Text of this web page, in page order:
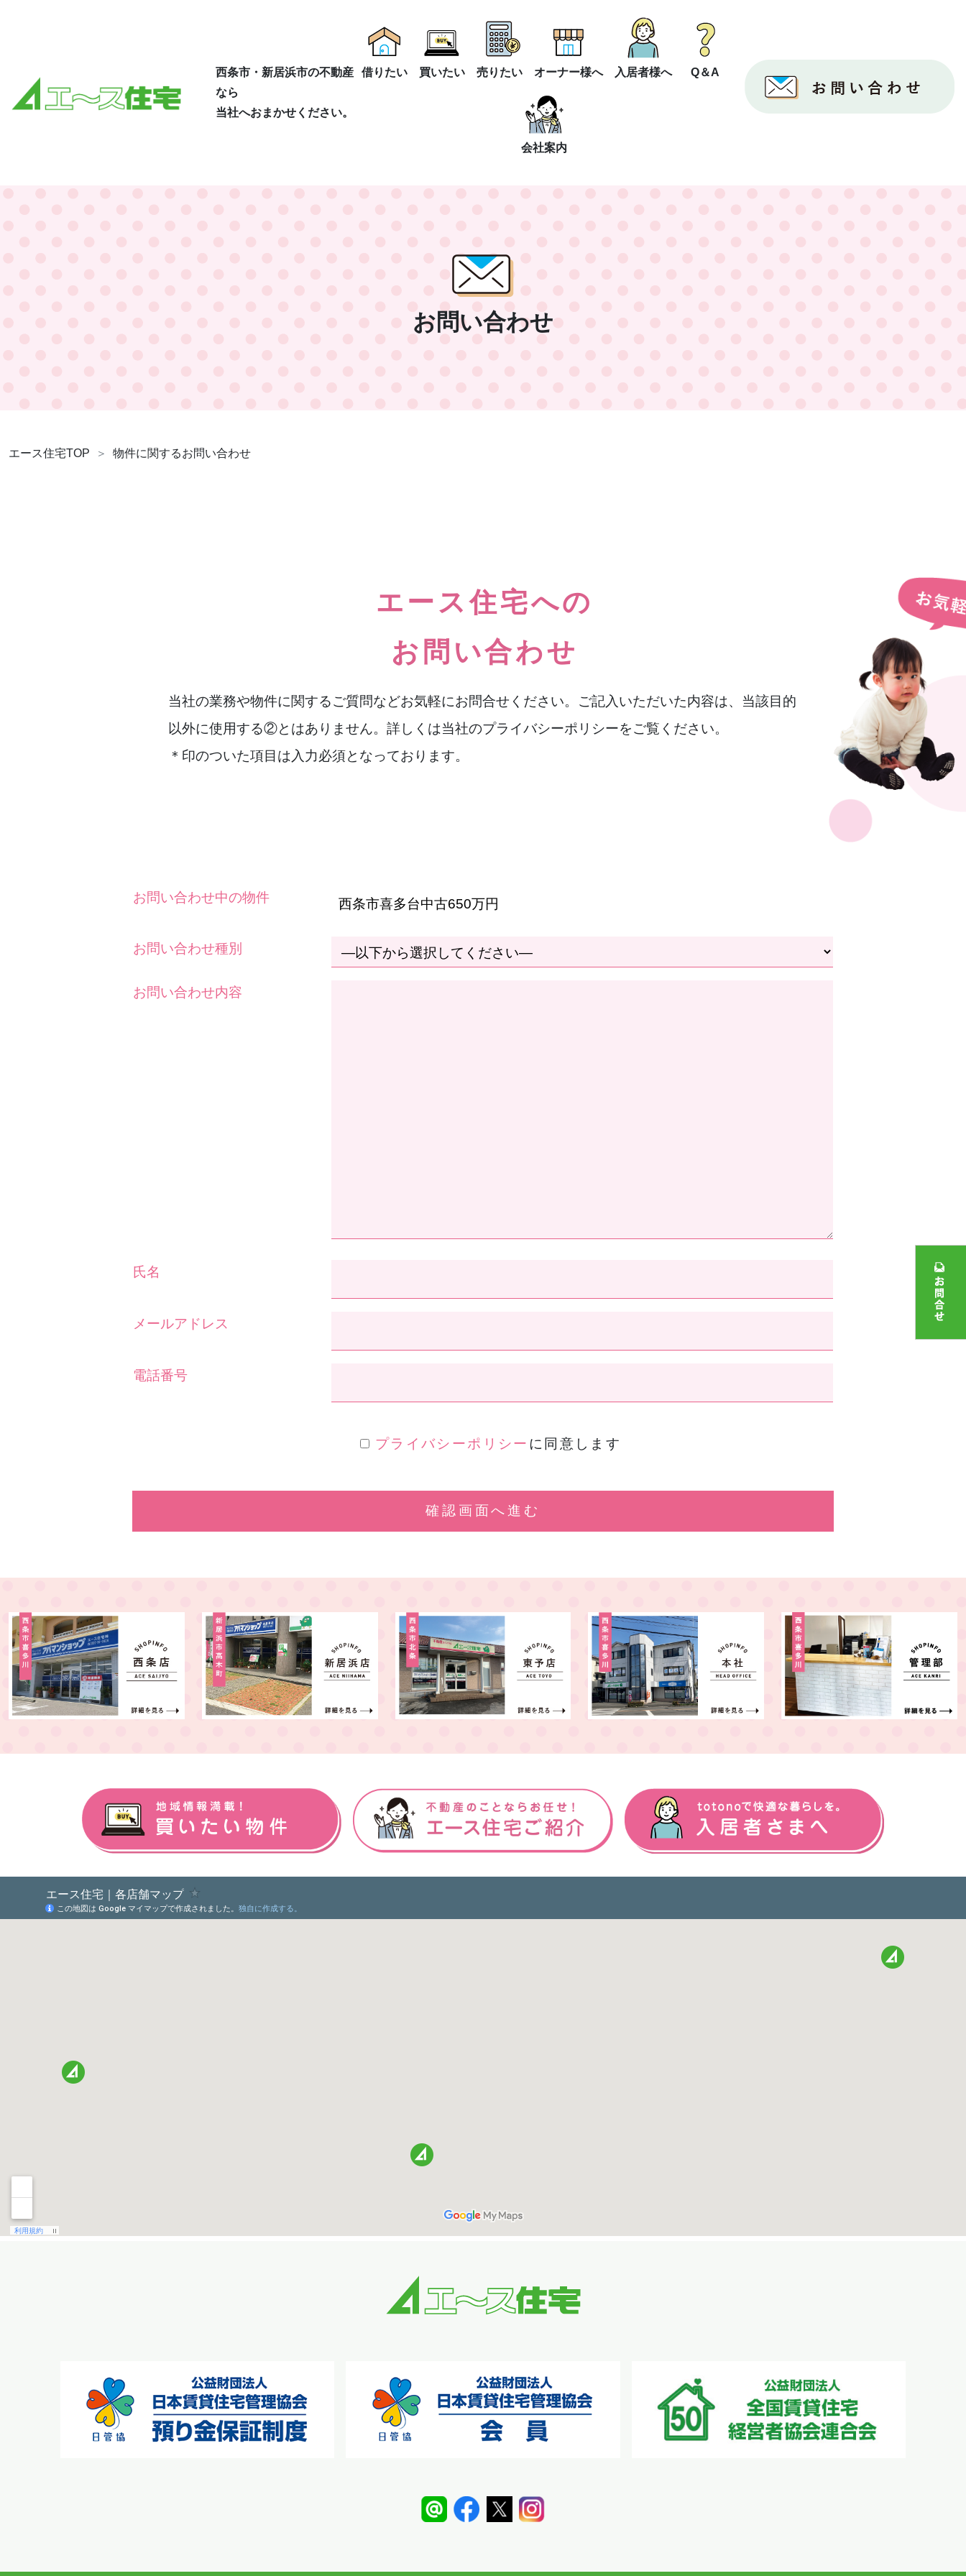
西条市・新居浜市の不動産
なら
当社へおまかせください。
借りたい 買いたい 売りたい オーナー様へ 入居者様へ Q＆A
会社案内
お問い合わせ
エース住宅TOP 物件に関するお問い合わせ
エース住宅への
お問い合わせ
当社の業務や物件に関するご質問などお気軽にお問合せください。ご記入いただいた内容は、当該目的
以外に使用する②とはありません。詳しくは当社のプライバシーポリシーをご覧ください。
＊印のついた項目は入力必須となっております。
お問い合わせ中の物件
お問い合わせ種別
お問い合わせ内容
氏名
メールアドレス
電話番号
プライバシーポリシー に同意します